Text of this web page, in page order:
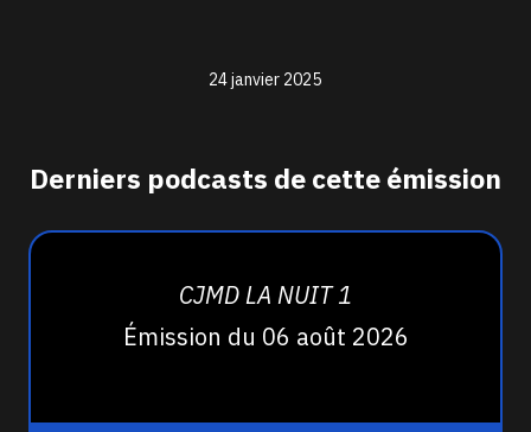
24 janvier 2025
Derniers podcasts de cette émission
CJMD LA NUIT 1
Émission du 06 août 2026